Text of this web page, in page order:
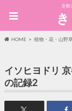
京都
HOME 植物・花・山野
イソヒヨドリ
の記録2